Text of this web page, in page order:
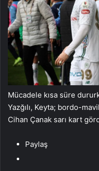
Mücadele kısa süre
Yazğılı, Keyta; bordo-
Cihan Çanak sarı kart
Paylaş